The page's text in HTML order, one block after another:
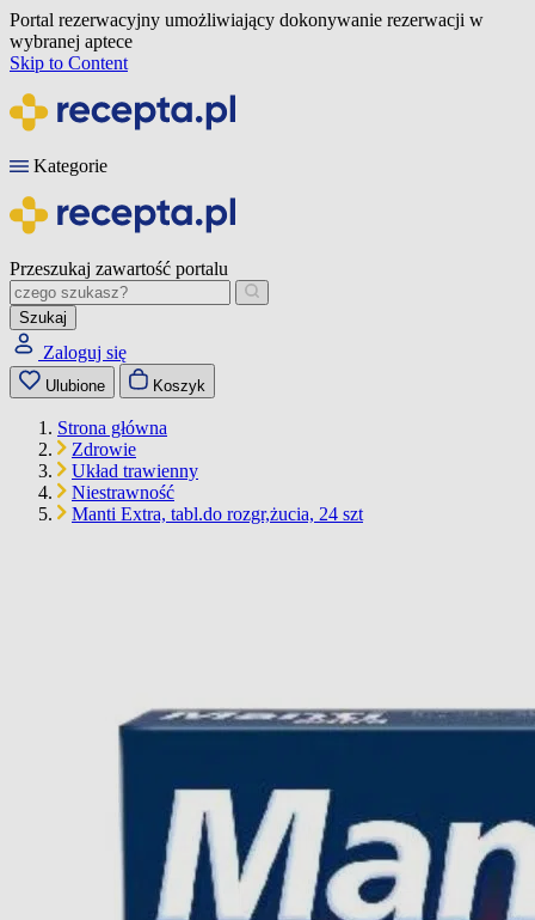
Portal rezerwacyjny umożliwiający dokonywanie rezerwacji w
wybranej aptece
Skip to Content
Kategorie
Przeszukaj zawartość portalu
Szukaj
Zaloguj się
Ulubione Koszyk
Strona główna
Zdrowie
Układ trawienny
Niestrawność
Manti Extra, tabl.do rozgr,żucia, 24 szt